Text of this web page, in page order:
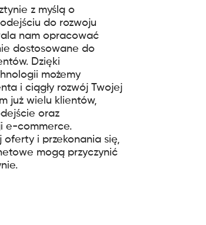
z myślą o
do rozwoju
nam opracować
dostosowane do
Dzięki
możemy
i ciągły rozwój Twojej
już wielu klientów,
oraz
e-commerce.
oferty i przekonania się,
mogą przyczynić